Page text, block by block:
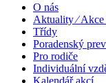
O nás
Aktuality ⁄ Akce
Třídy
Poradenský
Pro rodiče
Individuální
Kalendář akcí